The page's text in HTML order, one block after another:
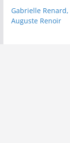
Gabrielle
Auguste Renoir